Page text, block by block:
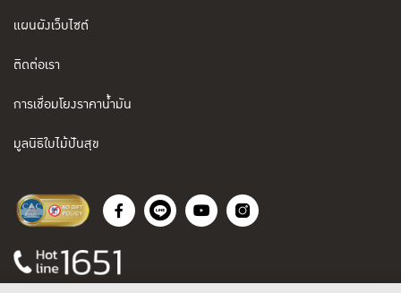
แผนผังเว็บไซต์
ติดต่อเรา
การเชื่อมโยงราคาน้ำมัน
มูลนิธิใบไม้ปันสุข